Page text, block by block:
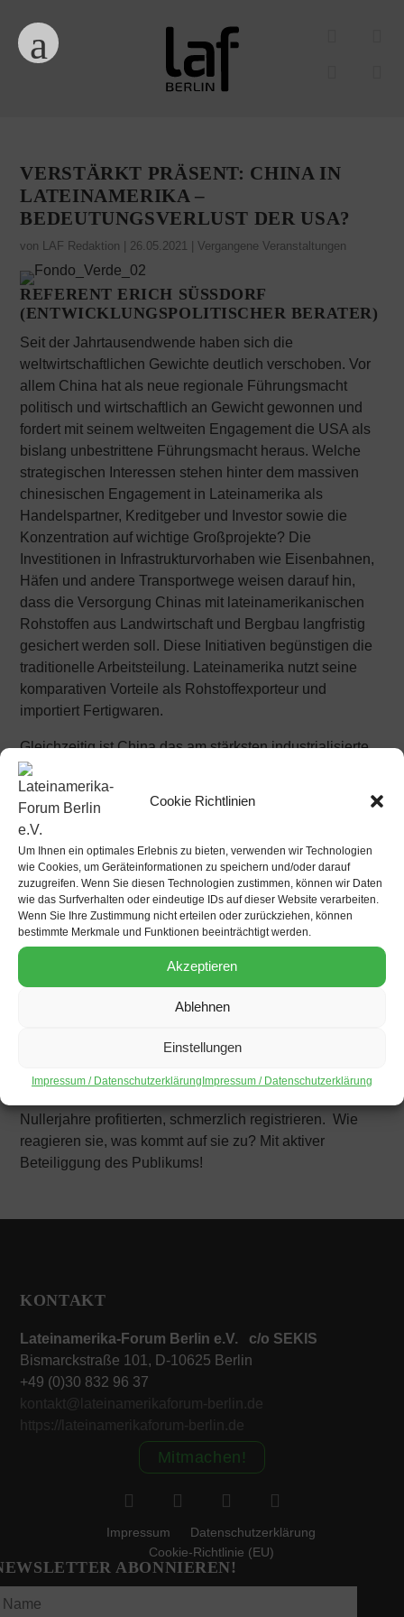
Cookie Richtlinien
Um Ihnen ein optimales Erlebnis zu bieten, verwenden wir Technologien
wie Cookies, um Geräteinformationen zu speichern und/oder darauf
zuzugreifen. Wenn Sie diesen Technologien zustimmen, können wir Daten
wie das Surfverhalten oder eindeutige IDs auf dieser Website verarbeiten.
Wenn Sie Ihre Zustimmung nicht erteilen oder zurückziehen, können
bestimmte Merkmale und Funktionen beeinträchtigt werden.
Akzeptieren
Ablehnen
Einstellungen
Impressum / DatenschutzerklärungImpressum / Datenschutzerklärung
VERSTÄRKT PRÄSENT: CHINA IN
LATEINAMERIKA –
BEDEUTUNGSVERLUST DER USA?
von LAF Redaktion 26.05.2021 |Vergangene Veranstaltungen
REFERENT ERICH SÜSSDORF
(ENTWICKLUNGSPOLITISCHER BERATER)
Seit der Jahrtausendwende haben sich die
weltwirtschaftlichen Gewichte deutlich verschoben. Vor
allem China hat als neue regionale Führungsmacht
politisch und wirtschaftlich an Gewicht gewonnen und
fordert mit seinem weltweiten Engagement die USA als
bislang unbestrittene Führungsmacht heraus. Welche
strategischen Interessen stehen hinter dem massiven
chinesischen Engagement in Lateinamerika als
Handelspartner, Kreditgeber und Investor sowie die
Konzentration auf wichtige Großprojekte? Die
Investitionen in Infrastrukturvorhaben wie Eisenbahnen,
Häfen und andere Transportwege weisen darauf hin,
dass die Versorgung Chinas mit lateinamerikanischen
Rohstoffen aus Landwirtschaft und Bergbau langfristig
gesichert werden soll. Diese Initiativen begünstigen die
traditionelle Arbeitsteilung. Lateinamerika nutzt seine
komparativen Vorteile als Rohstoffexporteur und
importiert Fertigwaren.
Gleichzeitig ist China das am stärksten industrialisierte
Land innerhalb der BRICS-Staatengruppe und verfolgt
dort eine anti-hegemoniale Politik, die darauf gerichtet
ist, die bestimmende Rolle der USA in den
internationalen Finanzinstitutionen und den Vereinten
Nationen zurückzudrängen.
Inwiefern sind die Großprojekte Teil einer
ökonomischen und politischen Globalstrategie
Chinas?
Ist der neue Kanal in Nicaragua Beweis für das
endgültige AUS der Monroe Doktrin?
Verhindert die Konzentration auf Rohstoffexporte eine
Nun schwächelt die chinesische Wirtschaft,was die
Nullerjahre profitierten, schmerzlich registrieren. Wie
reagieren sie, was kommt auf sie zu? Mit aktiver
Beteiliggung des Publikums!
KONTAKT
Lateinamerika-Forum Berlin e.V. c/o SEKIS
Bismarckstraße 101, D-10625 Berlin
+49 (0)30 832 96 37
kontakt@lateinamerikaforum-berlin.de
https://lateinamerikaforum-berlin.de
Mitmachen!
Impressum
Datenschutzerklärung
Cookie-Richtlinie (EU)
ABONNIEREN!